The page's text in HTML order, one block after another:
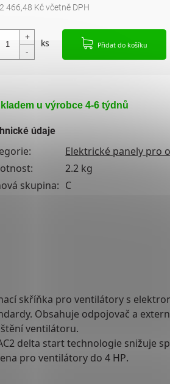
skříňka pro ventilátory s
Obsahuje odpojovač a
ventilátoru.
delta starttechnologie snižuje
pro ventilátory do4 HP.
u výrobce 4-6 týdnů
466,48 Kč včetně DPH
Přidat do košíku
údaje
:
Elektrické panely pro
:
2.2 kg
skupina: C